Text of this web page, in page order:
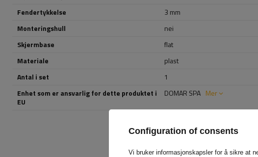
Fendertykkelse
3 mm
Monteringshull
nei
Skjermbase
flat
Materiale
plast
Antal i set
1
Enhet som er ansvarlig for dette produktet i
EU
DOMAR SPA Mer
Configuration of consents
Vi bruker informasjonskapsler for å sikre at